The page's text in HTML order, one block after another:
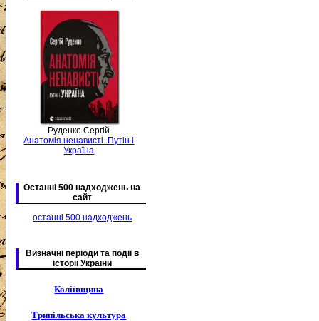
Руденко Сергій
Анатомія ненависті. Путін і
Україна
Останні 500 надходжень на
сайт
останні 500 надходжень
Визначні періоди та подіі в
історії України
Коліївщина
Трипільська культура